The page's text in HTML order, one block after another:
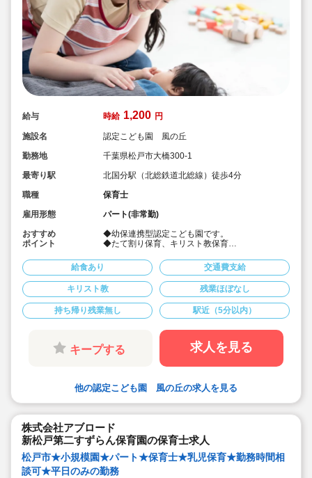
給与 時給 1,200 円
施設名
認定こども園 風の丘
勤務地
千葉県松戸市大橋300-1
最寄り駅
北国分駅（北総鉄道北総線）徒歩4分
職種
保育士
雇用形態
パート(非常勤)
おすすめ
ポイント
◆幼保連携型認定こども園です。
◆たて割り保育、キリスト教保育
◆パート募集
◆時給1,200円～
◆週3日～相談
◆幅広い年齢の方が楽しく働いています。
給食あり 交通費支給
キリスト教 残業ほぼなし
持ち帰り残業無し 駅近（5分以内）
キープする 求人を見る
他の認定こども園 風の丘の求人を見る
株式会社アブロード
新松戸第二すずらん保育園の保育士求人
松戸市★小規模園★パート★保育士★乳児保育★勤務時間相
談可★平日のみの勤務